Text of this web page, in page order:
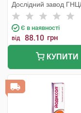
Дослідний завод
Є в наявності
від 88.10 грн
КУПИТИ